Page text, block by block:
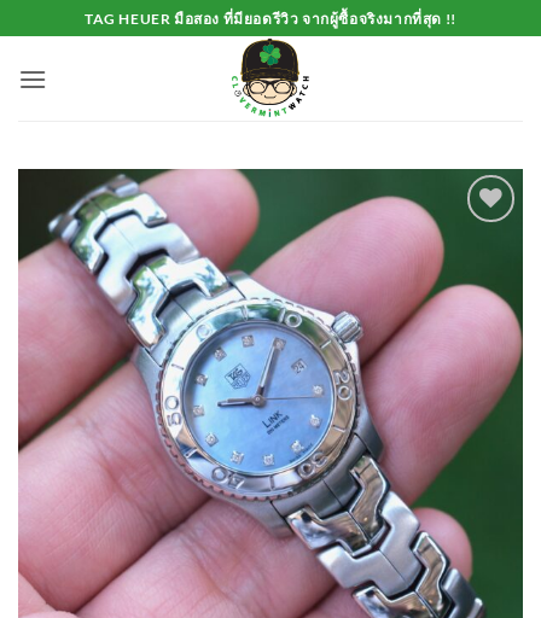
to
content
TAG HEUER มือสอง ที่มียอดรีวิว จากผู้ซื้อจริงมากที่สุด !!